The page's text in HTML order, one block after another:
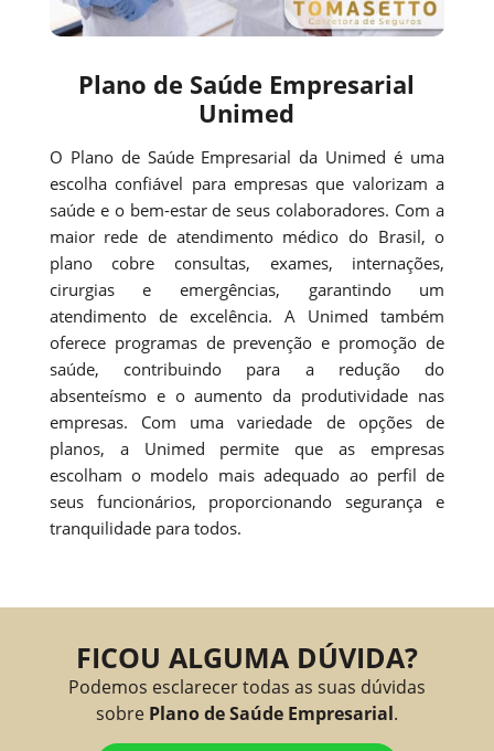
Plano de Saúde Empresarial
Unimed
O Plano de Saúde Empresarial da Unimed é uma
escolha confiável para empresas que valorizam a
saúde e o bem-estar de seus colaboradores. Com a
maior rede de atendimento médico do Brasil, o
plano cobre consultas, exames, internações,
cirurgias e emergências, garantindo um
atendimento de excelência. A Unimed também
oferece programas de prevenção e promoção de
saúde, contribuindo para a redução do
absenteísmo e o aumento da produtividade nas
empresas. Com uma variedade de opções de
planos, a Unimed permite que as empresas
escolham o modelo mais adequado ao perfil de
seus funcionários, proporcionando segurança e
tranquilidade para todos.
FICOU ALGUMA DÚVIDA?
Podemos esclarecer todas as suas dúvidas
sobre Plano de Saúde Empresarial.